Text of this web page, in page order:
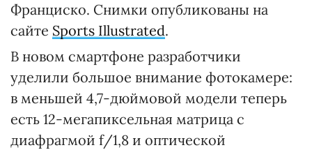
Франциско. Снимки опубликованы на
сайте Sports Illustrated.
В новом смартфоне разработчики
уделили большое внимание фотокамере:
в меньшей 4,7-дюймовой модели теперь
есть 12-мегапиксельная матрица с
диафрагмой f/1,8 и оптической